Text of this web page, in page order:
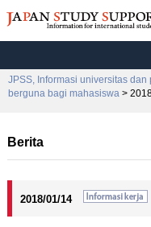
JPSS, Informasi universitas
berguna bagi mahasiswa >
Berita
2018/01/14